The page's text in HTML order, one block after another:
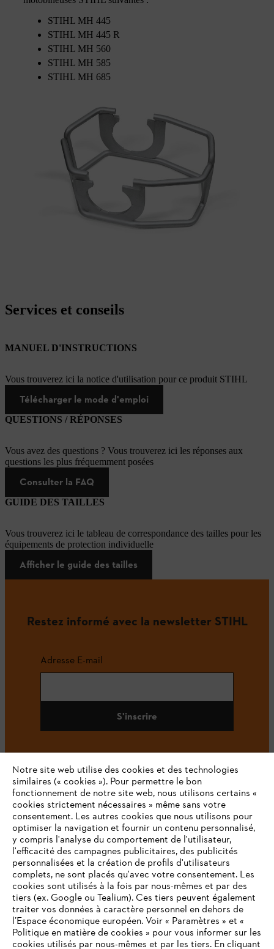
STIHL MH 445
STIHL MH 445 R
STIHL MH 560
STIHL MH 585
STIHL MH 685
Services et conseils
MANUEL D'INSTRUCTIONS
Vous trouverez ici la notice d'utilisation pour ce produit STIHL
Télécharger le mode d'emploi
QUESTIONS / RÉPONSES
Vous avez des questions ? Vous trouverez ici les réponses aux
questions les plus fréquemment posées
Consulter la FAQ
GUIDE DES TAILLES
Vous trouverez ici le tableau de correspondance des tailles pour les
équipements de protection individuelle
Afficher le guide des tailles
Restez informé avec la newsletter STIHL
Adresse E-mail
S'inscrire
#STIHL
L'Entreprise
STIHL FAQ
Notre site web utilise des cookies et des technologies
similaires (« cookies »). Pour permettre le bon
fonctionnement de notre site web, nous utilisons certains «
cookies strictement nécessaires » même sans votre
consentement. Les autres cookies que nous utilisons pour
optimiser la navigation et fournir un contenu personnalisé,
y compris l'analyse du comportement de l'utilisateur,
l'efficacité des campagnes publicitaires, des publicités
personnalisées et la création de profils d'utilisateurs
complets, ne sont placés qu'avec votre consentement. Les
cookies sont utilisés à la fois par nous-mêmes et par des
tiers (ex. Google ou Tealium). Ces tiers peuvent également
traiter vos données à caractère personnel en dehors de
l’Espace économique européen. Voir « Paramètres » et «
Politique en matière de cookies » pour vous informer sur les
cookies utilisés par nous-mêmes et par les tiers. En cliquant